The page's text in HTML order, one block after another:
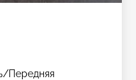
Передняя